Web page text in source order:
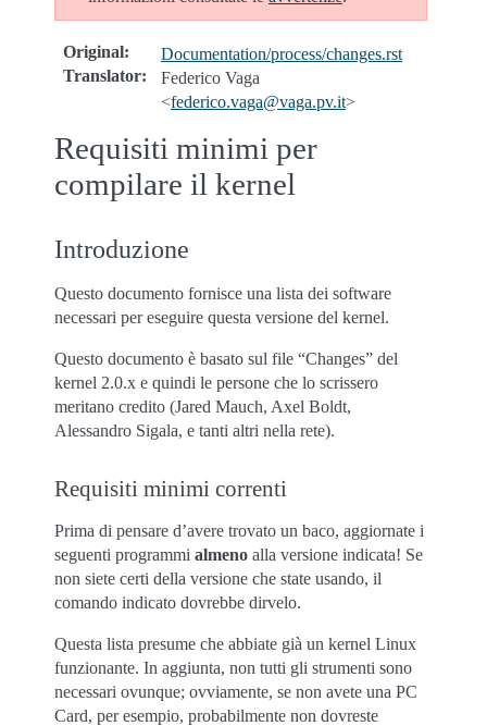
Original:
Documentation/process/changes.rst
Translator:
Federico Vaga
<federico.vaga@vaga.pv.it>
Requisiti minimi per
compilare il kernel
Introduzione
Questo documento fornisce una lista dei software
necessari per eseguire questa versione del kernel.
Questo documento è basato sul file “Changes” del
kernel 2.0.x e quindi le persone che lo scrissero
meritano credito (Jared Mauch, Axel Boldt,
Alessandro Sigala, e tanti altri nella rete).
Requisiti minimi correnti
Prima di pensare d’avere trovato un baco, aggiornate i
seguenti programmi almeno alla versione indicata! Se
non siete certi della versione che state usando, il
comando indicato dovrebbe dirvelo.
Questa lista presume che abbiate già un kernel Linux
funzionante. In aggiunta, non tutti gli strumenti sono
necessari ovunque; ovviamente, se non avete una PC
Card, per esempio, probabilmente non dovreste